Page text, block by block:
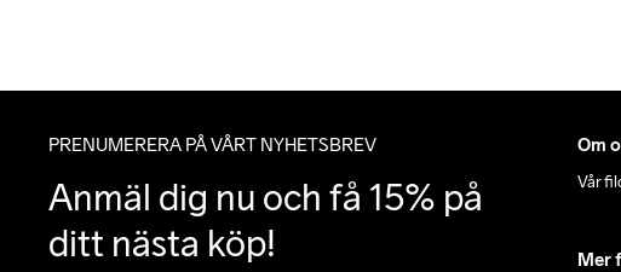
PRENUMERERA PÅ VÅRT NYHETSBREV
Anmäl dig nu och få 15% på
ditt nästa köp!
Om
Vår
Mer